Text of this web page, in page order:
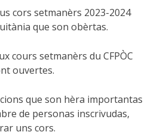
cors setmanèrs 2023-2024
que son obèrtas.
cours setmanèrs du CFPÒC
ouvertes.
que son hèra importantas
de personas inscrivudas,
uns cors.